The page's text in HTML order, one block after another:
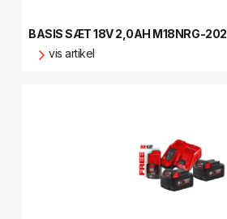
BASIS SÆT 18V 2,0AH M18NRG-202
vis artikel